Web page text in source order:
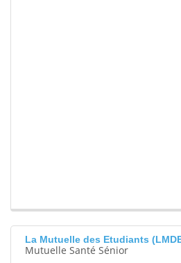
La Mutuelle des Etudiants
Mutuelle Santé Sénior